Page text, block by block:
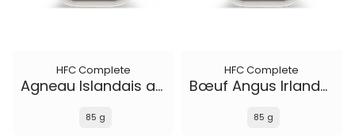
HFC Complete
Agneau Islandais avec Carottes
85 g
HFC Complete
Bœuf Angus Irlandais avec Haricots Verts
85 g